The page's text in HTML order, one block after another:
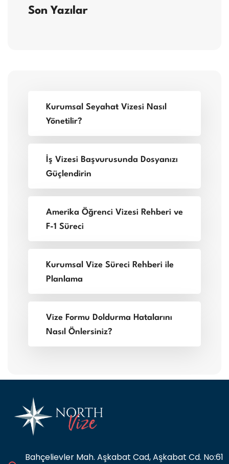
Son Yazılar
Kurumsal Seyahat Vizesi Nasıl
Yönetilir?
İş Vizesi Başvurusunda Dosyanızı
Güçlendirin
Amerika Öğrenci Vizesi Rehberi ve
F-1 Süreci
Kurumsal Vize Süreci Rehberi ile
Planlama
Vize Formu Doldurma Hatalarını
Nasıl Önlersiniz?
Bahçelievler Mah. Aşkabat Cad, Aşkabat Cd. No:61